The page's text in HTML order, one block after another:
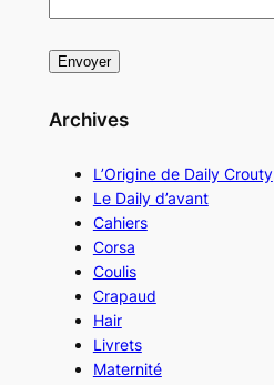
Archives
L’Origine de Daily Crouty
Le Daily d’avant
Cahiers
Corsa
Coulis
Crapaud
Hair
Livrets
Maternité